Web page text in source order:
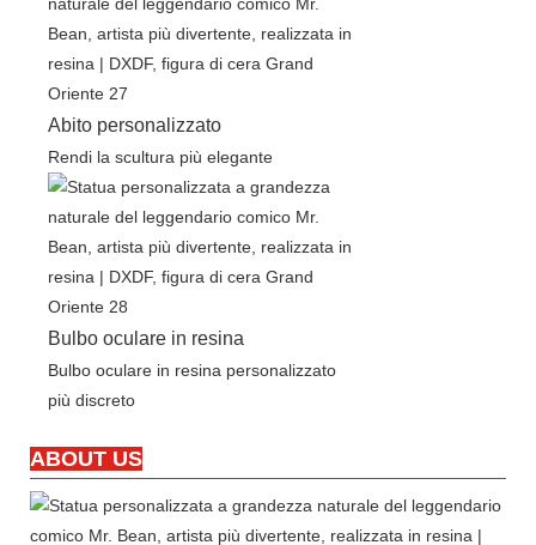
Abito personalizzato
Rendi la scultura più elegante
Bulbo oculare in resina
Bulbo oculare in resina personalizzato
più discreto
ABOUT US